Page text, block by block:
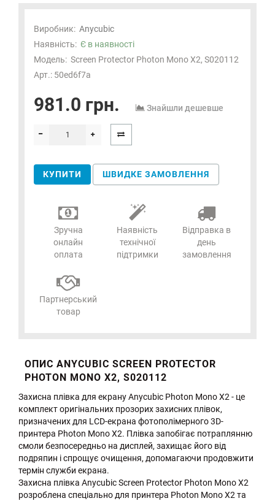
Виробник: Anycubic
Наявність: Є в наявності
Модель: Screen Protector Photon Mono X2, S020112
Арт.: 50ed6f7a
981.0 грн. Знайшли дешевше
КУПИТИ ШВИДКЕ ЗАМОВЛЕННЯ
Зручна
онлайн
оплата
Наявність
технічної
підтримки
Відправка в
день
замовлення
Партнерський
товар
ОПИС ANYCUBIC SCREEN PROTECTOR
PHOTON MONO X2, S020112
Захисна плівка для екрану Anycubic Photon Mono X2 - це
комплект оригінальних прозорих захисних плівок,
призначених для LCD-екрана фотополімерного 3D-
принтера Photon Mono X2. Плівка запобігає потраплянню
смоли безпосередньо на дисплей, захищає його від
подряпин і спрощує очищення, допомагаючи продовжити
термін служби екрана.
Захисна плівка Anycubic Screen Protector Photon Mono X2
розроблена спеціально для принтера Photon Mono X2 та